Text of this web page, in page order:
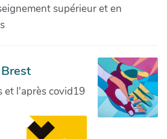
supérieur et en
et l'après covid19